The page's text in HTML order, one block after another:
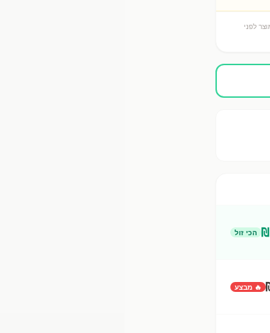
לפני
₪ הכי זול
🔥 מבצע